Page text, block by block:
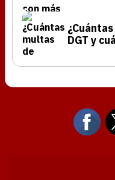
DGT y